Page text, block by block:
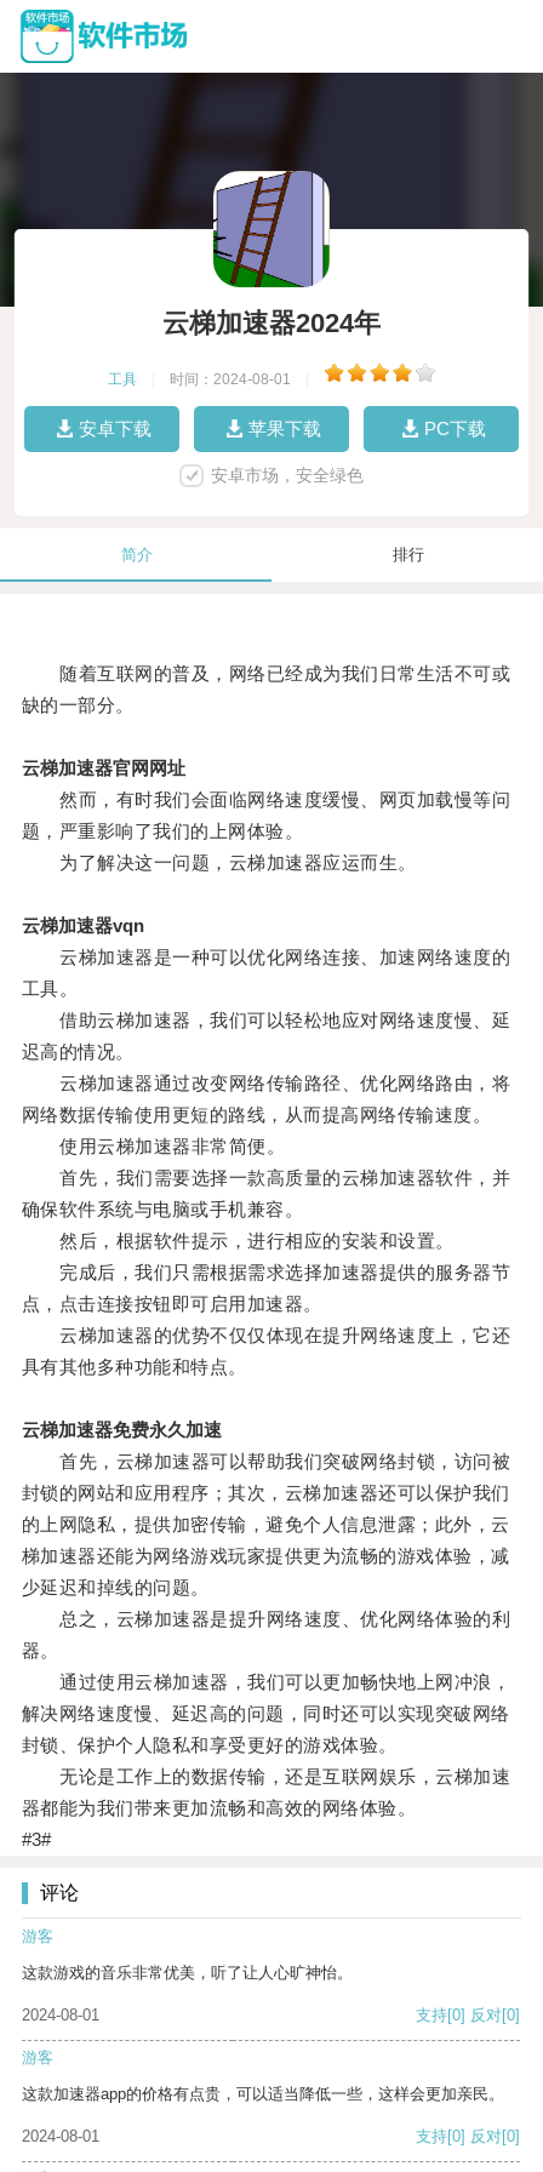
云梯加速器2024年
工具 时间：2024-08-01
安卓下载 苹果下载 PC下载
安卓市场，安全绿色
简介 排行
随着互联网的普及，网络已经成为我们日常生活不可或
缺的一部分。
云梯加速器官网网址
然而，有时我们会面临网络速度缓慢、网页加载慢等问
题，严重影响了我们的上网体验。
为了解决这一问题，云梯加速器应运而生。
云梯加速器vqn
云梯加速器是一种可以优化网络连接、加速网络速度的
工具。
借助云梯加速器，我们可以轻松地应对网络速度慢、延
迟高的情况。
云梯加速器通过改变网络传输路径、优化网络路由，将
网络数据传输使用更短的路线，从而提高网络传输速度。
使用云梯加速器非常简便。
首先，我们需要选择一款高质量的云梯加速器软件，并
确保软件系统与电脑或手机兼容。
然后，根据软件提示，进行相应的安装和设置。
完成后，我们只需根据需求选择加速器提供的服务器节
点，点击连接按钮即可启用加速器。
云梯加速器的优势不仅仅体现在提升网络速度上，它还
具有其他多种功能和特点。
云梯加速器免费永久加速
首先，云梯加速器可以帮助我们突破网络封锁，访问被
封锁的网站和应用程序；其次，云梯加速器还可以保护我们
的上网隐私，提供加密传输，避免个人信息泄露；此外，云
梯加速器还能为网络游戏玩家提供更为流畅的游戏体验，减
少延迟和掉线的问题。
总之，云梯加速器是提升网络速度、优化网络体验的利
器。
通过使用云梯加速器，我们可以更加畅快地上网冲浪，
解决网络速度慢、延迟高的问题，同时还可以实现突破网络
封锁、保护个人隐私和享受更好的游戏体验。
无论是工作上的数据传输，还是互联网娱乐，云梯加速
器都能为我们带来更加流畅和高效的网络体验。
#3#
评论
游客
这款游戏的音乐非常优美，听了让人心旷神怡。
2024-08-01 支持[0] 反对[0]
游客
这款加速器app的价格有点贵，可以适当降低一些，这样会更加亲民。
2024-08-01 支持[0] 反对[0]